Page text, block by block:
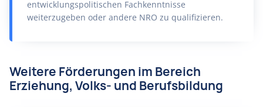
entwicklungspolitischen Fachkenntnisse
weiterzugeben oder andere NRO zu qualifizieren.
Weitere Förderungen im Bereich
Erziehung, Volks- und Berufsbildung